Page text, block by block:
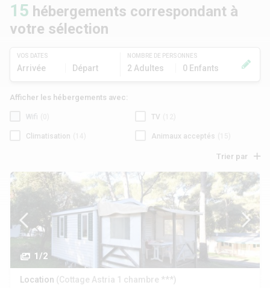
VOS DATES
Arrivée Départ
NOMBRE DE PERSONNES
2 Adultes 0 Enfants
15 hébergements correspondant à
votre sélection
Afficher les hébergements avec:
Wifi TV
Climatisation Animaux acceptés
Trier par
1/2
Location (Cottage Astria 1 chambre ***)